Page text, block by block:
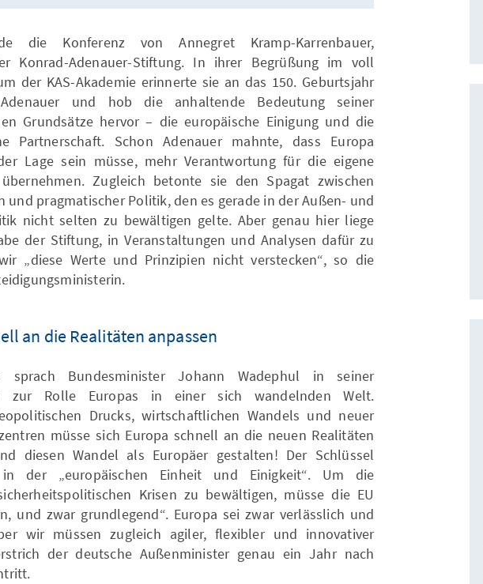
die Konferenz von Annegret Kramp-Karrenbauer,
Konrad-Adenauer-Stiftung. In ihrer Begrüßung im voll
der KAS-Akademie erinnerte sie an das 150. Geburtsjahr
und hob die anhaltende Bedeutung seiner
Grundsätze hervor – die europäische Einigung und die
Partnerschaft. Schon Adenauer mahnte, dass Europa
Lage sein müsse, mehr Verantwortung für die eigene
Zugleich betonte sie den Spagat zwischen
und pragmatischer Politik, den es gerade in der Außen- und
nicht selten zu bewältigen gelte. Aber genau hier liege
der Stiftung, in Veranstaltungen und Analysen dafür zu
„diese Werte und Prinzipien nicht verstecken“, so die
an die Realitäten anpassen
sprach Bundesminister Johann Wadephul in seiner
zur Rolle Europas in einer sich wandelnden Welt.
Drucks, wirtschaftlichen Wandels und neuer
müsse sich Europa schnell an die neuen Realitäten
diesen Wandel als Europäer gestalten! Der Schlüssel
der „europäischen Einheit und Einigkeit“. Um die
Krisen zu bewältigen, müsse die EU
und zwar grundlegend“. Europa sei zwar verlässlich und
wir müssen zugleich agiler, flexibler und innovativer
der deutsche Außenminister genau ein Jahr nach